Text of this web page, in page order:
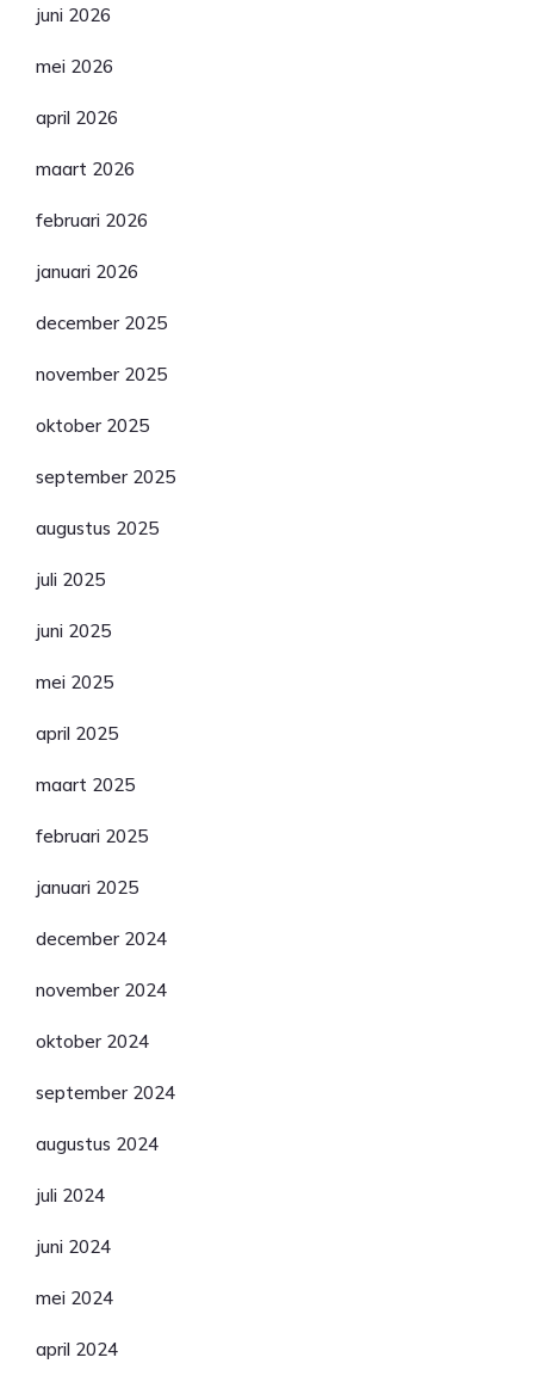
juni 2026
mei 2026
april 2026
maart 2026
februari 2026
januari 2026
december 2025
november 2025
oktober 2025
september 2025
augustus 2025
juli 2025
juni 2025
mei 2025
april 2025
maart 2025
februari 2025
januari 2025
december 2024
november 2024
oktober 2024
september 2024
augustus 2024
juli 2024
juni 2024
mei 2024
april 2024